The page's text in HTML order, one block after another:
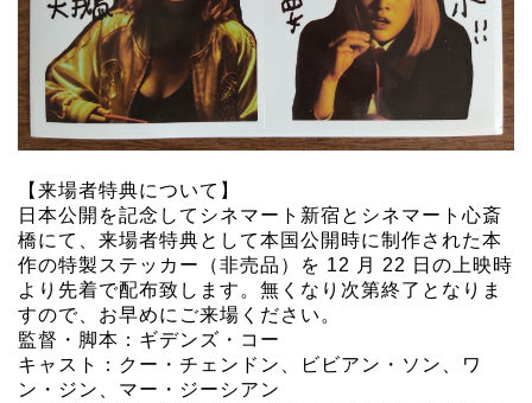
【来場者特典について】
日本公開を記念してシネマート新宿とシネマート心斎
橋にて、来場者特典として本国公開時に制作された本
作の特製ステッカー（非売品）を 12 月 22 日の上映時
より先着で配布致します。無くなり次第終了となりま
すので、お早めにご来場ください。
監督・脚本：ギデンズ・コー
キャスト：クー・チェンドン、ビビアン・ソン、ワ
ン・ジン、マー・ジーシアン